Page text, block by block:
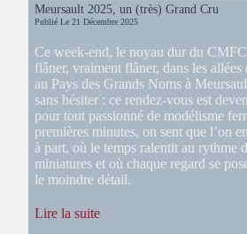
Meursault 2025, un (très) Grand Cru
Publié Le21 Décembre 2025
Ce week-end, le noyau dur du
flâner, vraiment flâner, dans les
au Pays des Grands Noms à
sans hésiter : ce rendez-vous est
pour tout passionné de modélisme
premières minutes, on sent que l’on
à part, où le temps ralentit au rythme
miniatures et où chaque regard se
le moindre détail.
Lire la suite: